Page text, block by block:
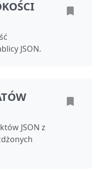
JSON.
JSON z